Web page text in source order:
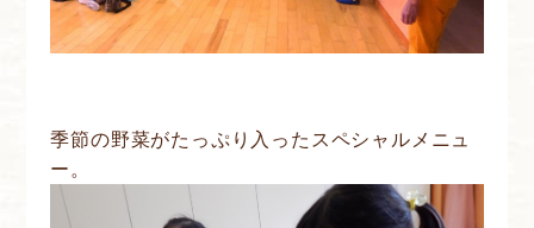
季節の野菜がたっぷり入ったスペシャルメニュ
ー。